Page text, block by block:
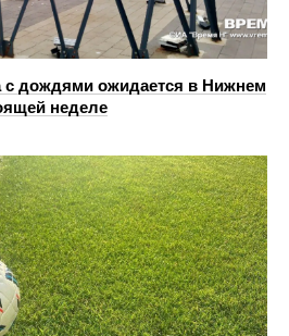
с дождями ожидается в Нижнем
неделе